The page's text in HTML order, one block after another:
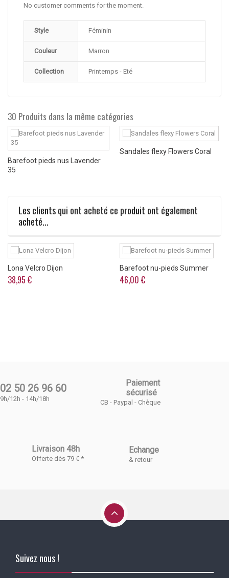
No customer comments for the moment.
Style Féminin
Couleur Marron
Collection Printemps - Eté
30 Produits dans la même catégories
Barefoot pieds nus Lavender
35
Sandales flexy Flowers Coral
Les clients qui ont acheté ce produit ont également
acheté...
Lona Velcro Dijon
38,95 €
Barefoot nu-pieds Summer
46,00 €
02 50 26 96 60
9h/12h - 14h/18h
Paiement
sécurisé
CB - Paypal - Chèque
Livraison 48h
Offerte dès 79 € *
Echange
& retour
Suivez nous !